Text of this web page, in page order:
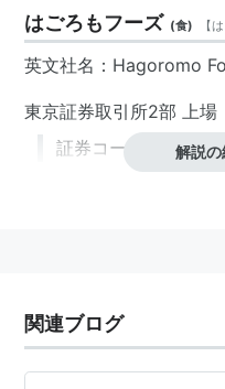
はごろもフーズ (食) 【
英文社名：Hagoromo
東京証券取引所2部 上場
証券コード：2831
缶詰・レトルト食品
タソース・無菌包装
解説
関連ブログ